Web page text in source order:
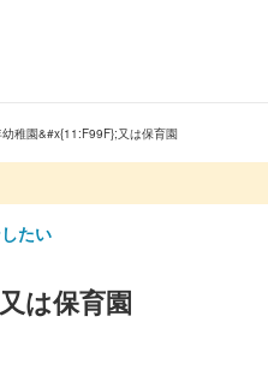
稚園&#x{11:F99F};又は保育園
たい
は保育園